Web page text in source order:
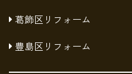
葛飾区リフォーム
豊島区リフォーム